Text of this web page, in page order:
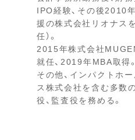
IPO経験、その後2010
援の株式会社リオナス
任）。
2015年株式会社
就任、2019年MBA取得。
その他、インパクトホ
ス株式会社を含む多数
役、監査役を務める。